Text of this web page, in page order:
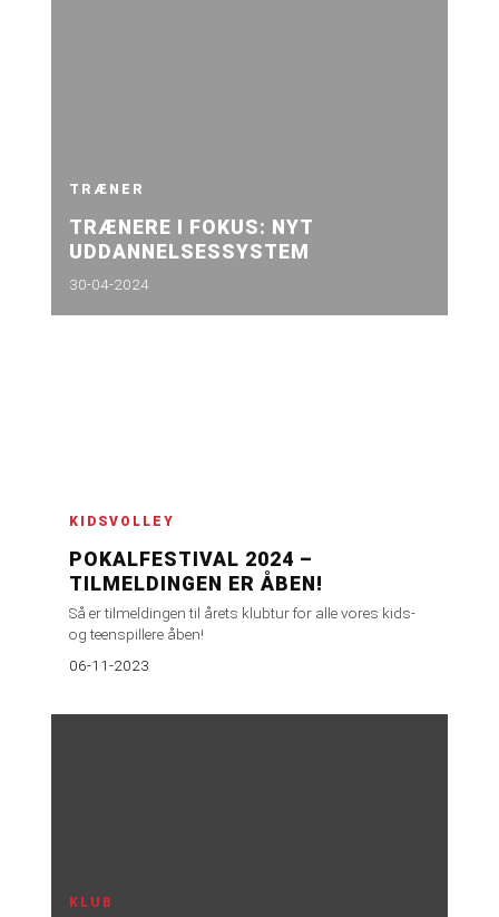
TRÆNER
TRÆNERE I FOKUS: NYT
UDDANNELSESSYSTEM
30-04-2024
KIDSVOLLEY
POKALFESTIVAL 2024 –
TILMELDINGEN ER ÅBEN!
Så er tilmeldingen til årets klubtur for alle vores kids-
og teenspillere åben!
06-11-2023
KLUB